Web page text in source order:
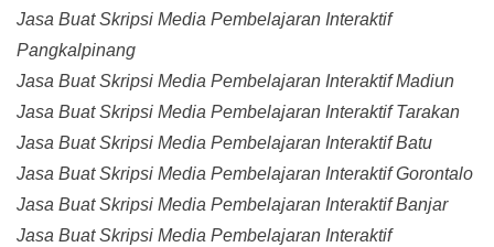
Jasa Buat Skripsi Media Pembelajaran Interaktif
Pangkalpinang
Jasa Buat Skripsi Media Pembelajaran Interaktif Madiun
Jasa Buat Skripsi Media Pembelajaran Interaktif Tarakan
Jasa Buat Skripsi Media Pembelajaran Interaktif Batu
Jasa Buat Skripsi Media Pembelajaran Interaktif Gorontalo
Jasa Buat Skripsi Media Pembelajaran Interaktif Banjar
Jasa Buat Skripsi Media Pembelajaran Interaktif